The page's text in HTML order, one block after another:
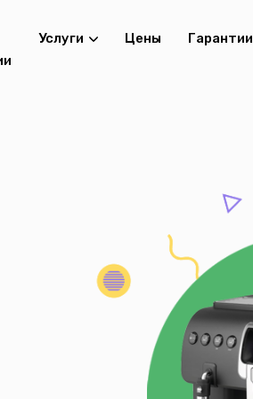
Услуги Цены Гарантии